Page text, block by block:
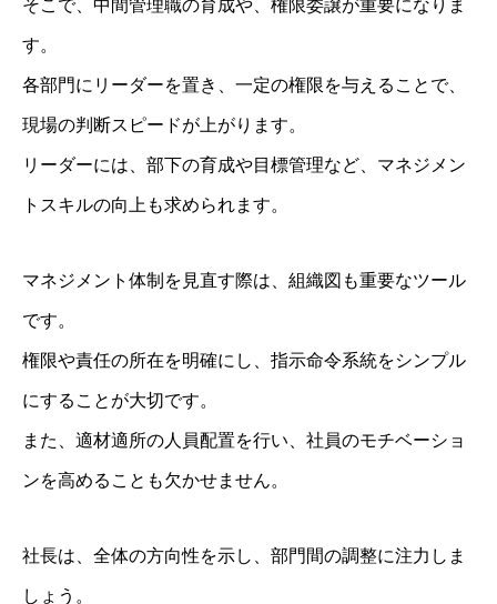
そこで、中間管理職の育成や、権限委譲が重要になりま
す。
各部門にリーダーを置き、一定の権限を与えることで、
現場の判断スピードが上がります。
リーダーには、部下の育成や目標管理など、マネジメン
トスキルの向上も求められます。
マネジメント体制を見直す際は、組織図も重要なツール
です。
権限や責任の所在を明確にし、指示命令系統をシンプル
にすることが大切です。
また、適材適所の人員配置を行い、社員のモチベーショ
ンを高めることも欠かせません。
社長は、全体の方向性を示し、部門間の調整に注力しま
しょう。